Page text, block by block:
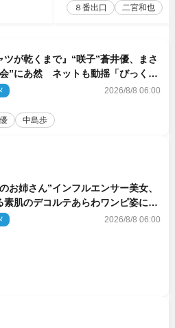
８番出口 二宮和也
ツが乾くまで』“咲子”蒼井優、まさ
”にあ然 ネットも動揺「びっくり
今さら?!」（ネタバレあり）
2026/8/8 06:00
中島歩
お姉さん”インフルエンサー美女、
素肌のデコルテあらわワンピ姿に反
2026/8/8 06:00